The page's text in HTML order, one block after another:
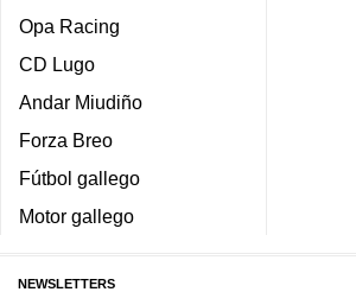
Opa Racing
CD Lugo
Andar Miudiño
Forza Breo
Fútbol gallego
Motor gallego
NEWSLETTERS